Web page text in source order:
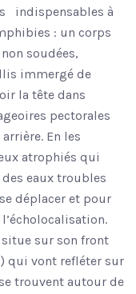
indispensables à
: un corps
soudées,
immergé de
la tête dans
pectorales
En les
atrophiés qui
eaux troubles
déplacer et pour
sur son front
qui vont refléter sur
trouvent autour de